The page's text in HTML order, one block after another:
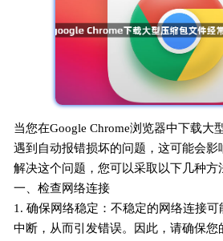
当您在Google Chrome浏览器中下载大
遇到自动报错损坏的问题，这可能会影
解决这个问题，您可以采取以下几种方
一、检查网络连接
1. 确保网络稳定：不稳定的网络连接
中断，从而引发错误。因此，请确保